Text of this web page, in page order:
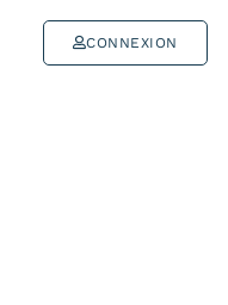
CONNEXION